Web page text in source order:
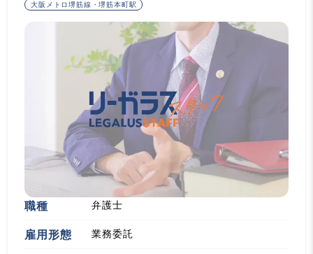
大阪メトロ堺筋線・堺筋本町駅
職種 弁護士
雇用形態 業務委託